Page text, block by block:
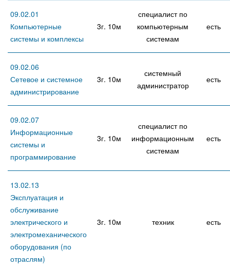
09.02.01
Компьютерные
системы и комплексы
3г. 10м
специалист по
компьютерным
системам
есть
09.02.06
Сетевое и системное
администрирование
3г. 10м
системный
администратор
есть
09.02.07
Информационные
системы и
программирование
3г. 10м
специалист по
информационным
системам
есть
13.02.13
Эксплуатация и
обслуживание
электрического и
электромеханического
оборудования (по
отраслям)
3г. 10м техник есть